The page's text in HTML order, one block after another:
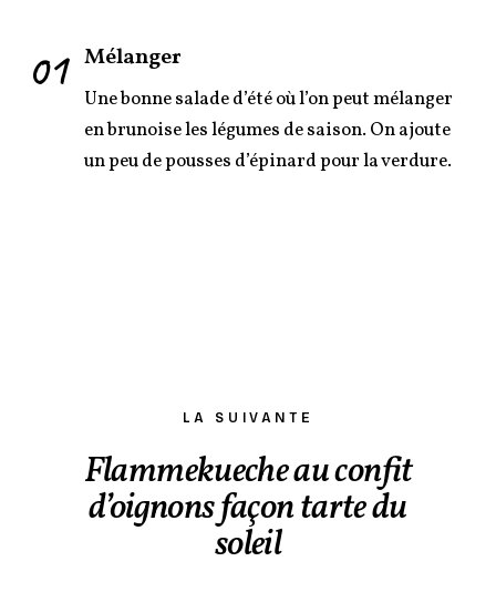
01 Mélanger
Une bonne salade d’été où l’on peut mélanger
en brunoise les légumes de saison. On ajoute
un peu de pousses d’épinard pour la verdure.
LA SUIVANTE
Flammekueche au confit
d’oignons façon tarte du
soleil